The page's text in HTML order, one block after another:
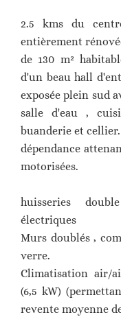
2.5 kms du
entièrement
de 130 m²
d'un beau hall
exposée plein sud
salle d'eau ,
buanderie et cellier.
dépendance
motorisées.
huisseries
électriques
Murs doublés ,
verre.
Climatisation air/
(6,5 kW)
revente moyenne